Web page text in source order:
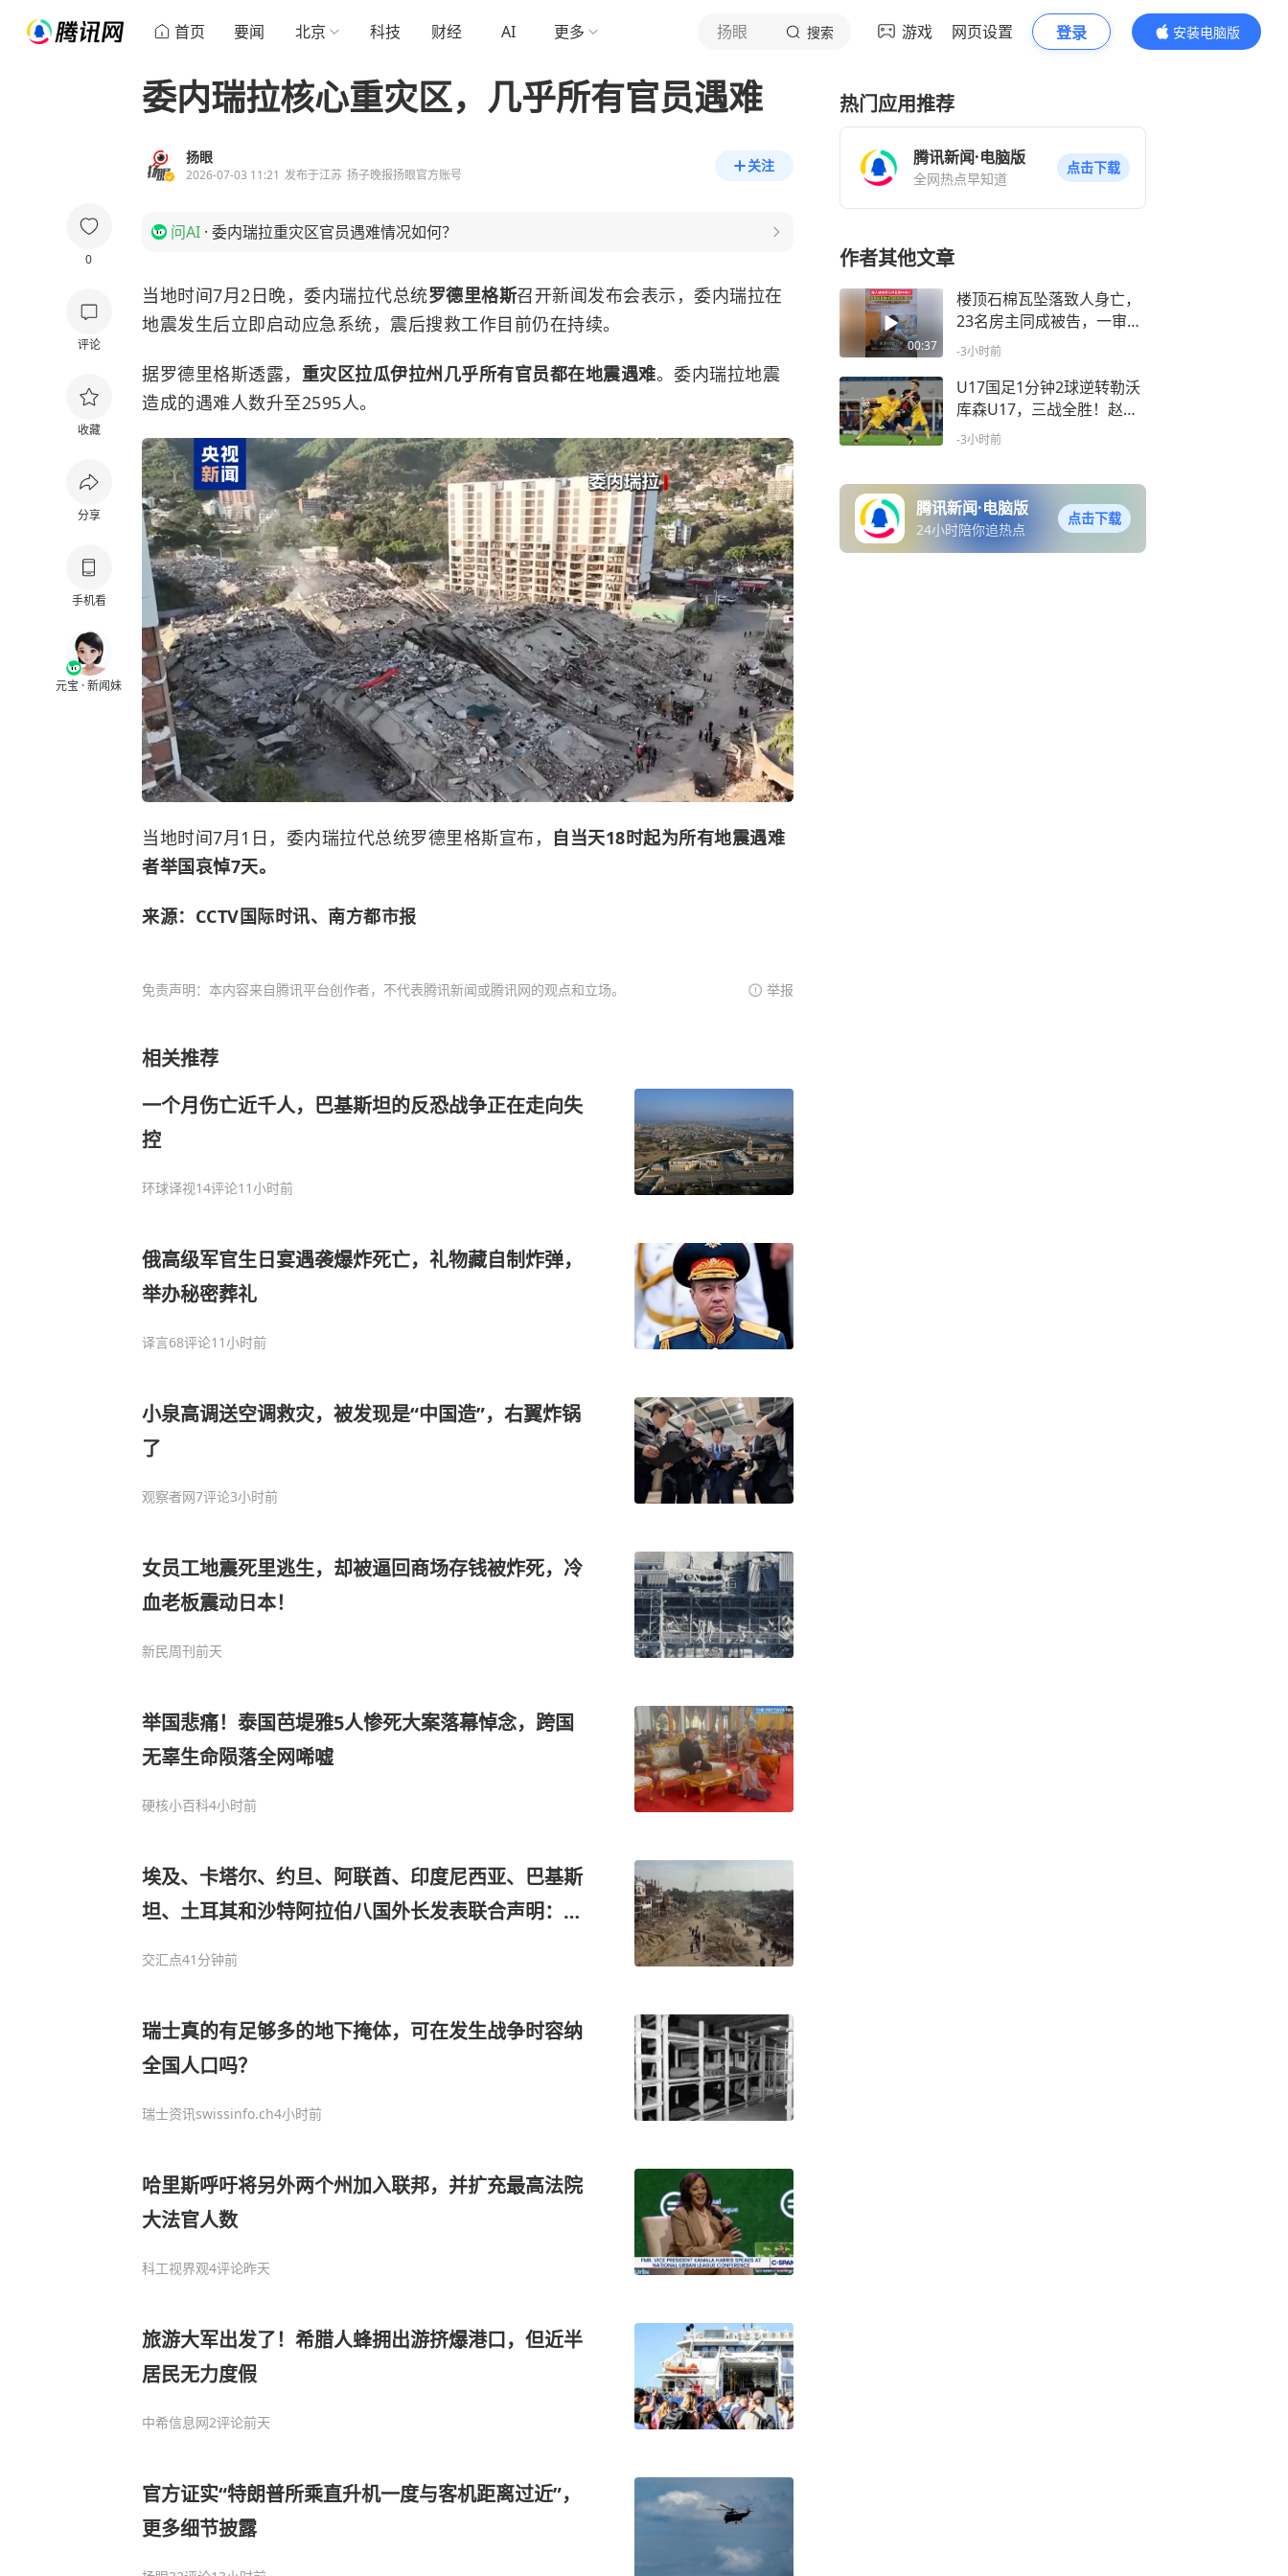
首页 要闻 北京 科技 财经 AI 更多 扬眼 搜索 游戏 网页设置 登录
安装电脑版
内容更精彩
0
评论
收藏
分享
手机看
元宝 · 新闻妹
委内瑞拉核心重灾区，几乎所有官员遇难
扬眼
2026-07-03 11:21 发布于江苏 扬子晚报扬眼官方账号
关注
问AI · 委内瑞拉重灾区官员遇难情况如何？
当地时间7月2日晚，委内瑞拉代总统罗德里格斯召开新闻发布会表示， 委内瑞拉在
地震发生后立即启动应急系统，震后搜救工作目前仍在持续。
据罗德里格斯透露， 重灾区拉瓜伊拉州几乎所有官员都在地震遇难。委内瑞拉地震
造成的遇难人数升至2595人。
当地时间7月1日，委内瑞拉代总统罗德里格斯宣布，
自当天18时起为所有地震遇难
者举国哀悼7天。
来源：CCTV国际时讯、南方都市报
免责声明：本内容来自腾讯平台创作者，不代表腾讯新闻或腾讯网的观点和立场。 举报
相关推荐
一个月伤亡近千人，巴基斯坦的反恐战争正在走向失
控
环球译视14评论11小时前
俄高级军官生日宴遇袭爆炸死亡，礼物藏自制炸弹，
举办秘密葬礼
译言68评论11小时前
小泉高调送空调救灾，被发现是“中国造”，右翼炸锅
了
观察者网7评论3小时前
女员工地震死里逃生，却被逼回商场存钱被炸死，冷
血老板震动日本！
新民周刊前天
举国悲痛！泰国芭堤雅5人惨死大案落幕悼念，跨国
无辜生命陨落全网唏嘘
硬核小百科4小时前
埃及、卡塔尔、约旦、阿联酋、印度尼西亚、巴基斯
坦、土耳其和沙特阿拉伯八国外长发表联合声明：谴
交汇点41分钟前
瑞士真的有足够多的地下掩体，可在发生战争时容纳
全国人口吗？
瑞士资讯swissinfo.ch4小时前
哈里斯呼吁将另外两个州加入联邦，并扩充最高法院
大法官人数
科工视界观4评论昨天
旅游大军出发了！希腊人蜂拥出游挤爆港口，但近半
居民无力度假
中希信息网2评论前天
官方证实“特朗普所乘直升机一度与客机距离过近”，
更多细节披露
热门应用推荐
腾讯新闻·电脑版
全网热点早知道
点击下载
作者其他文章
00:37
楼顶石棉瓦坠落致人身亡，
23名房主同成被告，一审三
人被判担责，案件将二审
-3小时前
U17国足1分钟2球逆转勒沃
库森U17，三战全胜！赵松
源替补登场传射建功
-3小时前
腾讯新闻·电脑版
24小时陪你追热点
点击下载